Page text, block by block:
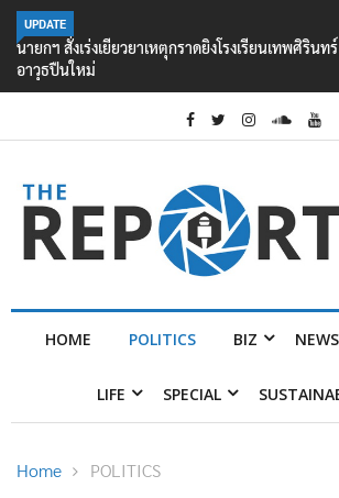
UPDATE
นายกฯ สั่งเร่งเยียวยาเหตุกราดยิงโรงเรียนเทพศิริน
อาวุธปืนใหม่
HOME POLITICS BIZ NEWS
LIFE SPECIAL
Home POLITICS